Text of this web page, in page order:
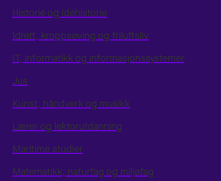
Historie og idéhistorie
Idrett, kroppsøving og friluftsliv
IT, informatikk og informasjonssystemer
Jus
Kunst, håndverk og musikk
Lærer og lektorutdanning
Maritime studier
Matematikk, naturfag og miljøfag